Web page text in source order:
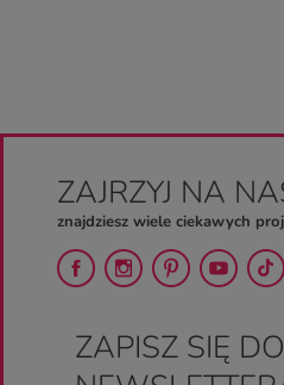
ZAJRZYJ NA
znajdziesz wiele ciekawych
ZAPISZ SIĘ DO